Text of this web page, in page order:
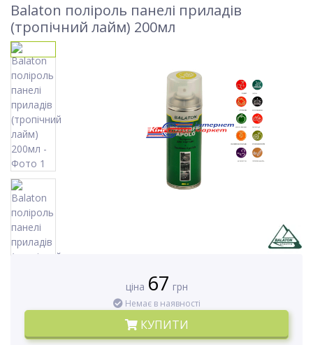
Balaton поліроль панелі приладів
(тропічний лайм) 200мл
ціна 67 грн
Немає в наявності
КУПИТИ